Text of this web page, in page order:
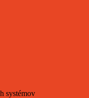
systémov